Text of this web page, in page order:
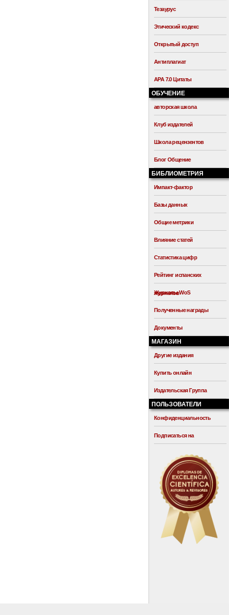
Тезаурус
Этический кодекс
Открытый доступ
Антиплагиат
APA 7.0 Цитаты
ОБУЧЕНИЕ
авторская школа
Клуб издателей
Школа рецензентов
Блог Общение
БИБЛИОМЕТРИЯ
Импакт-фактор
Базы данных
Общие метрики
Влияние статей
Статистика цифр
Рейтинг испанских
журналов
Журналы WoS
Полученные награды
Документы
МАГАЗИН
Другие издания
Купить онлайн
Издательская Группа
ПОЛЬЗОВАТЕЛИ
Конфиденциальность
Подписаться на